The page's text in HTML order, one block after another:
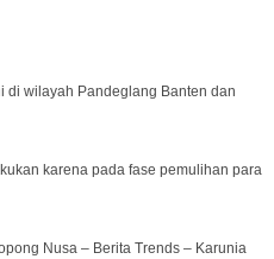
di wilayah Pandeglang Banten dan
karena pada fase pemulihan para
Nusa – Berita Trends – Karunia